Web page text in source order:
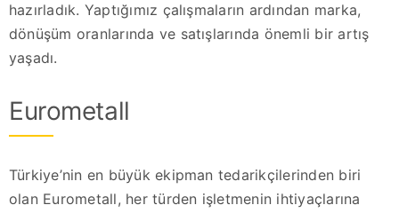
hazırladık. Yaptığımız çalışmaların ardından marka,
dönüşüm oranlarında ve satışlarında önemli bir artış
yaşadı.
Eurometall
Türkiye’nin en büyük ekipman tedarikçilerinden biri
olan Eurometall, her türden işletmenin ihtiyaçlarına